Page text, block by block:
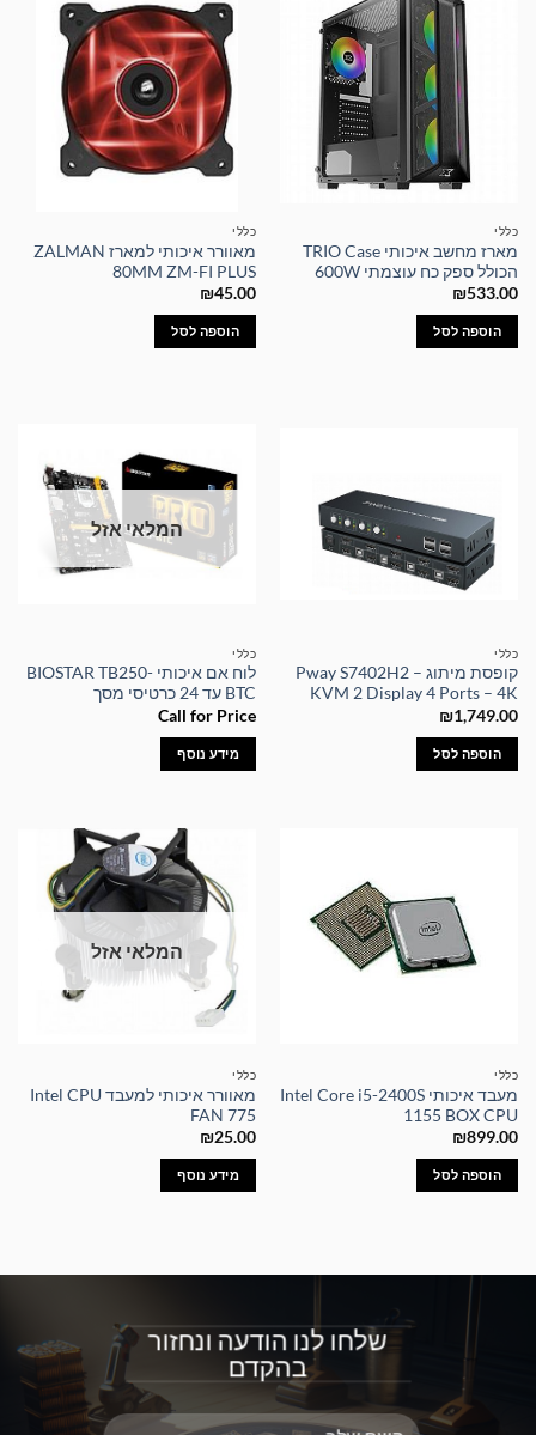
כללי
מארז מחשב איכותי TRIO Case
הכולל ספק כח עוצמתי 600W
₪533.00
הוספה לסל
כללי
מאוורר איכותי למארז ZALMAN
80MM ZM-FI PLUS
₪45.00
הוספה לסל
כללי
קופסת מיתוג – Pway S7402H2
KVM 2 Display 4 Ports – 4K
₪1,749.00
הוספה לסל
המלאי אזל
כללי
לוח אם איכותי BIOSTAR TB250-
BTC עד 24 כרטיסי מסך
Call for Price
מידע נוסף
כללי
מעבד איכותי Intel Core i5-2400S
1155 BOX CPU
₪899.00
הוספה לסל
המלאי אזל
כללי
מאוורר איכותי למעבד Intel CPU
FAN 775
₪25.00
מידע נוסף
שלחו לנו הודעה ונחזור
בהקדם